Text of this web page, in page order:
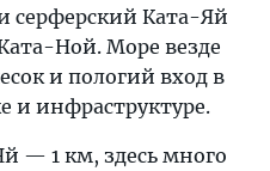
Ката-Яй
Ной. Море везде
и пологий вход в
и инфраструктуре.
— 1 км, здесь много